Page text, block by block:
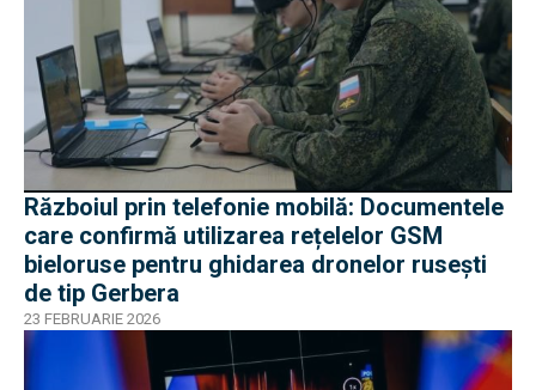
Războiul prin telefonie mobilă: Documentele
care confirmă utilizarea rețelelor GSM
bieloruse pentru ghidarea dronelor rusești
de tip Gerbera
23 FEBRUARIE 2026